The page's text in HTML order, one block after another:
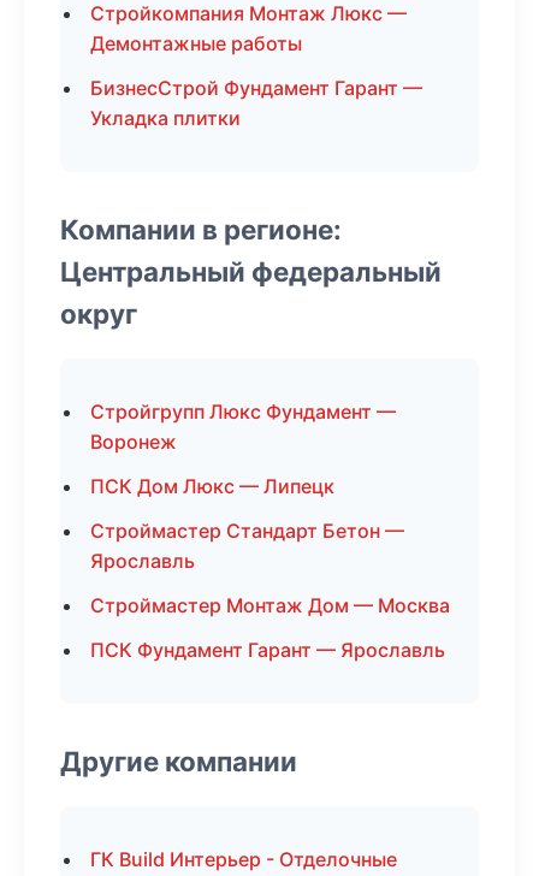
Стройкомпания Монтаж Люкс —
Демонтажные работы
БизнесСтрой Фундамент Гарант —
Укладка плитки
Компании в регионе:
Центральный федеральный
округ
Стройгрупп Люкс Фундамент —
Воронеж
ПСК Дом Люкс — Липецк
Строймастер Стандарт Бетон —
Ярославль
Строймастер Монтаж Дом — Москва
ПСК Фундамент Гарант — Ярославль
Другие компании
ГК Build Интерьер - Отделочные